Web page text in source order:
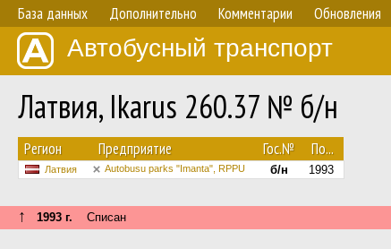
База данных Дополнительно Комментарии Обновления
Автобусный транспорт
Латвия, Ikarus 260.37 № б/н
Регион Предприятие Гос.№ По...
Латвия Autobusu parks "Imanta", RPPU б/н 1993
↑ 1993 г. Списан